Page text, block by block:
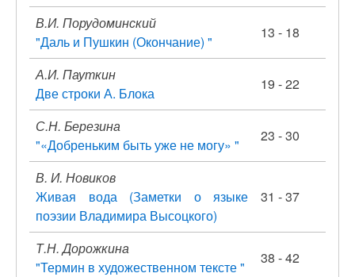
В.И. Порудоминский
"Даль и Пушкин (Окончание) "
13 - 18
А.И. Пауткин
Две строки А. Блока
19 - 22
С.Н. Березина
"«Добреньким быть уже не могу» "
23 - 30
В. И. Новиков
Живая вода (Заметки о языке
поэзии Владимира Высоцкого)
31 - 37
Т.Н. Дорожкина
"Термин в художественном тексте "
38 - 42